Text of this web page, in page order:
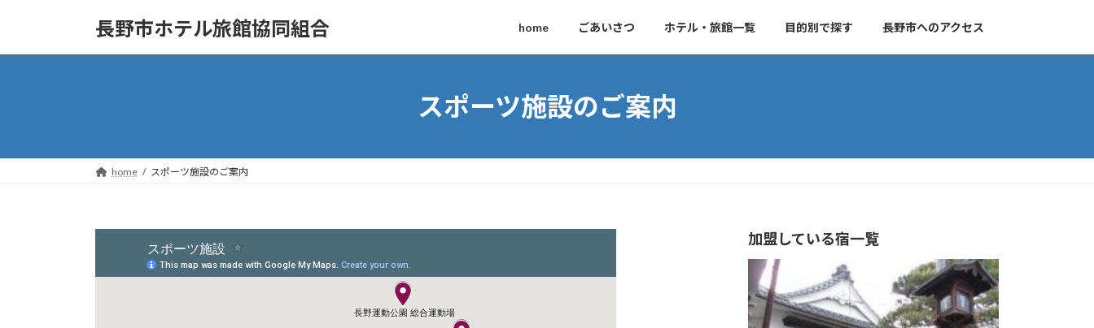
長野市ホテル旅館協同組合 home ごあいさつ ホテル・旅館一覧 目的別で探す 長野市へのアクセス
スポーツ施設のご案内
home スポーツ施設のご案内
加盟している宿一覧